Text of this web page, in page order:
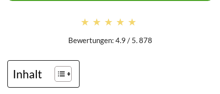
★★★★★
★★★★★
Bewertungen: 4.9 / 5. 878
Inhalt